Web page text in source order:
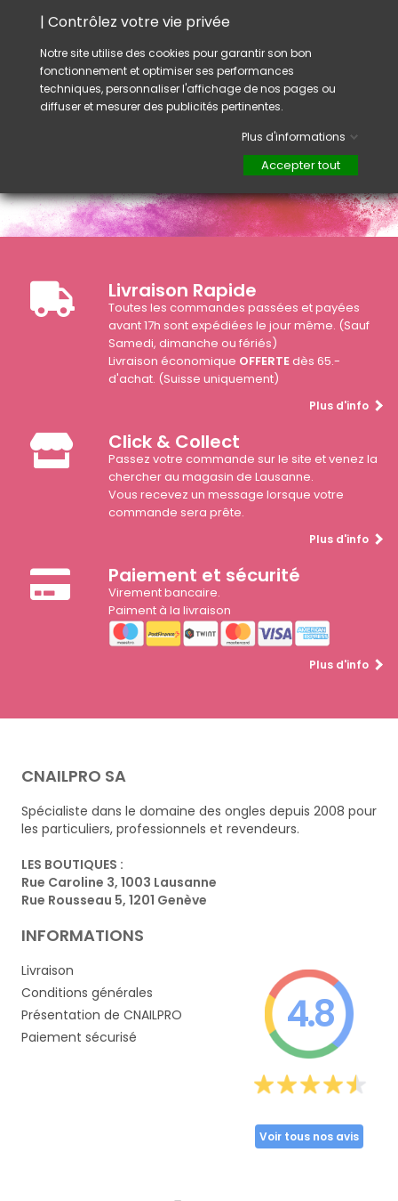
Conseil :
pouvez proposer à vos clientes une gamme
de couleurs uniques.
Livraison Rapide
Toutes les commandes passées et payées
avant 17h sont expédiées le jour même. (Sauf
Samedi, dimanche ou fériés)
Livraison économique OFFERTEdès 65.-
d'achat. (Suisse uniquement)
Plus d'info
Click & Collect
Passez votre commande sur le site et venez la
chercher au magasin de Lausanne.
Vous recevez un message lorsque votre
commande sera prête.
Plus d'info
Paiement et sécurité
Virement bancaire.
Paiment à la livraison
Plus d'info
CNAILPRO SA
Spécialiste dans le domaine des ongles depuis 2008 pour
les particuliers, professionnels et revendeurs.
LES BOUTIQUES :
Rue Caroline 3, 1003 Lausanne
Rue Rousseau 5, 1201 Genève
INFORMATIONS
Livraison
Conditions générales
Présentation de CNAILPRO
Paiement sécurisé
4.8
Voir tous nos avis
| Contrôlez votre vie privée
Notre site utilise des cookies pour garantir son bon
fonctionnement et optimiser ses performances
techniques, personnaliser l'affichage de nos pages ou
diffuser et mesurer des publicités pertinentes.
Plus d'informations
Accepter tout